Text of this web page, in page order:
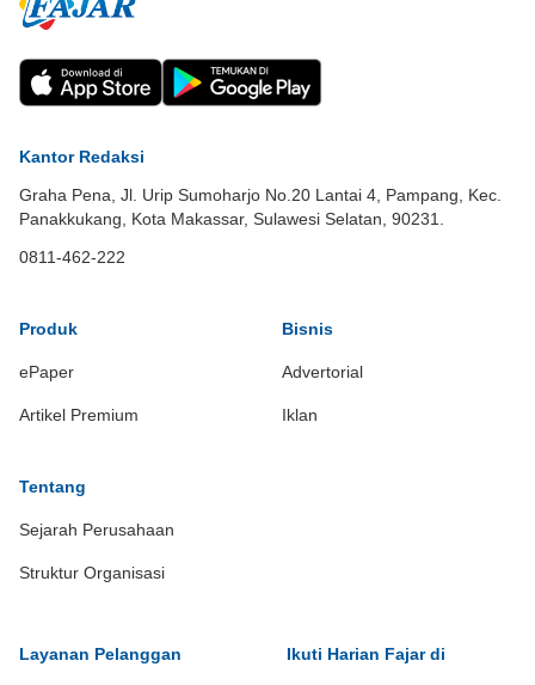
Kantor Redaksi
Graha Pena, Jl. Urip Sumoharjo No.20 Lantai 4, Pampang, Kec.
Panakkukang, Kota Makassar, Sulawesi Selatan, 90231.
0811-462-222
Produk
ePaper
Artikel Premium
Bisnis
Advertorial
Iklan
Tentang
Sejarah Perusahaan
Struktur Organisasi
Layanan Pelanggan Ikuti Harian Fajar di